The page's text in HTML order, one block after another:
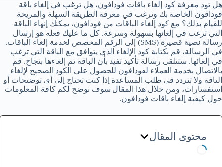
هل تود معرفة كود إلغاء باقات فودافون، هل ترغب في إلغاء باقة
فودافون الخاصة بك وترغب في معرفة الطريقة السهلة والمريحة
للقيام بذلك؟ مع كود إلغاء الباقات من فودافون، يمكنك إنهاء الباقة
التي ترغب في إلغائها بسهولة وسرعة. كل ما عليك فعله هو إرسال
رسالة نصية قصيرة (SMS) إلى الرقم المخصص لخدمة إلغاء الباقات.
في الرسالة، قم بكتابة كود الإلغاء الذي يتوافق مع الباقة التي ترغب
في إلغائها. ستتلقى رسالة تأكيد تفيد بأن الباقة تم إلغاءها بنجاح. قم
بالاتصال بخدمة العملاء لفودافون للحصول على الكود الصحيح لإلغاء
الباقة ولا تتردد في طلب المساعدة إذا كنت تحتاج إلى أي توضيحات أو
استفسارات، ومن خلال هذا المقال سوف نوضح لكم كافة المعلومات
حول كيفية إلغاء باقات فودافون.
محتوى المقال